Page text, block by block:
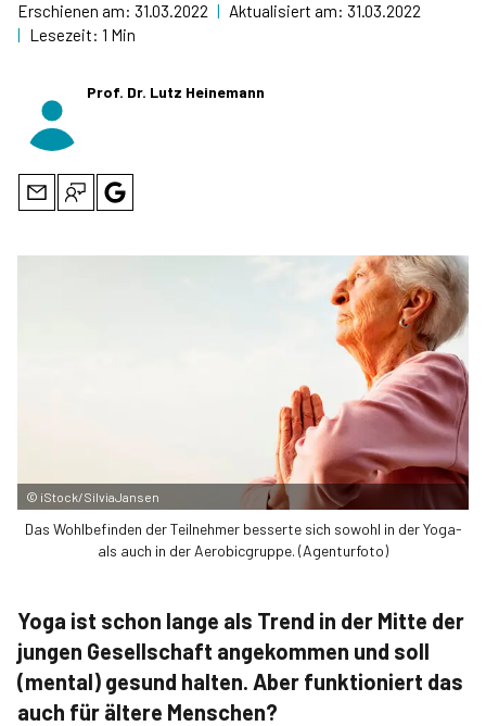
Erschienen am: 31.03.2022 | Aktualisiert am: 31.03.2022
| Lesezeit: 1 Min
Prof. Dr. Lutz Heinemann
© iStock/SilviaJansen
Das Wohlbefinden der Teilnehmer besserte sich sowohl in der Yoga-
als auch in der Aerobicgruppe. (Agenturfoto)
Yoga ist schon lange als Trend in der Mitte der
jungen Gesellschaft angekommen und soll
(mental) gesund halten. Aber funktioniert das
auch für ältere Menschen?